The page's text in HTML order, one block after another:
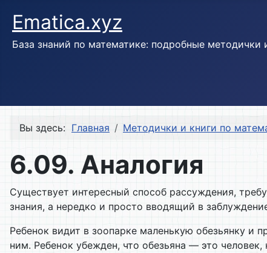
Ematica.xyz
База знаний по математике: подробные
Вы здесь: Главная Методички и книги по
6.09. Аналогия
Существует интересный способ рассуждения,
знания, а нередко и просто вводящий в
Ребенок видит в зоопарке маленькую обезьянку и
ним. Ребенок убежден, что обезьяна — это